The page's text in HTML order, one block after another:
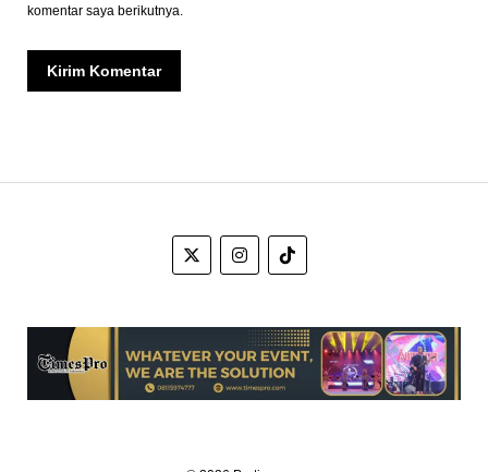
komentar saya berikutnya.